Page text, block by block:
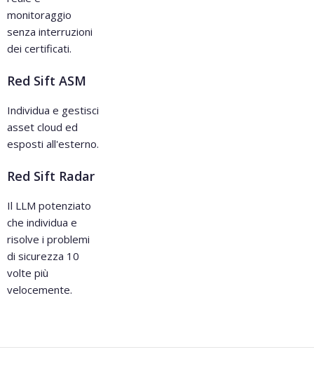
monitoraggio
senza interruzioni
dei certificati.
Red Sift ASM
Individua e gestisci
asset cloud ed
esposti all'esterno.
Red Sift Radar
Il LLM potenziato
che individua e
risolve i problemi
di sicurezza 10
volte più
velocemente.